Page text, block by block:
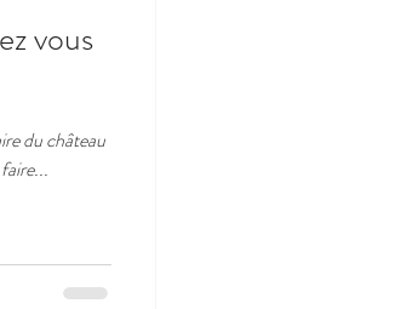
vous
du château